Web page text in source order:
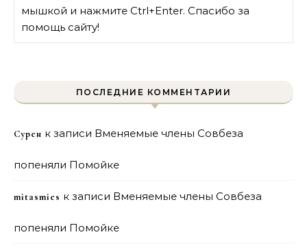
мышкой и нажмите Ctrl+Enter. Спасибо за
помощь сайту!
ПОСЛЕДНИЕ КОММЕНТАРИИ
Сурен к записи Вменяемые члены Совбеза
попеняли Помойке
mitasmies к записи Вменяемые члены Совбеза
попеняли Помойке